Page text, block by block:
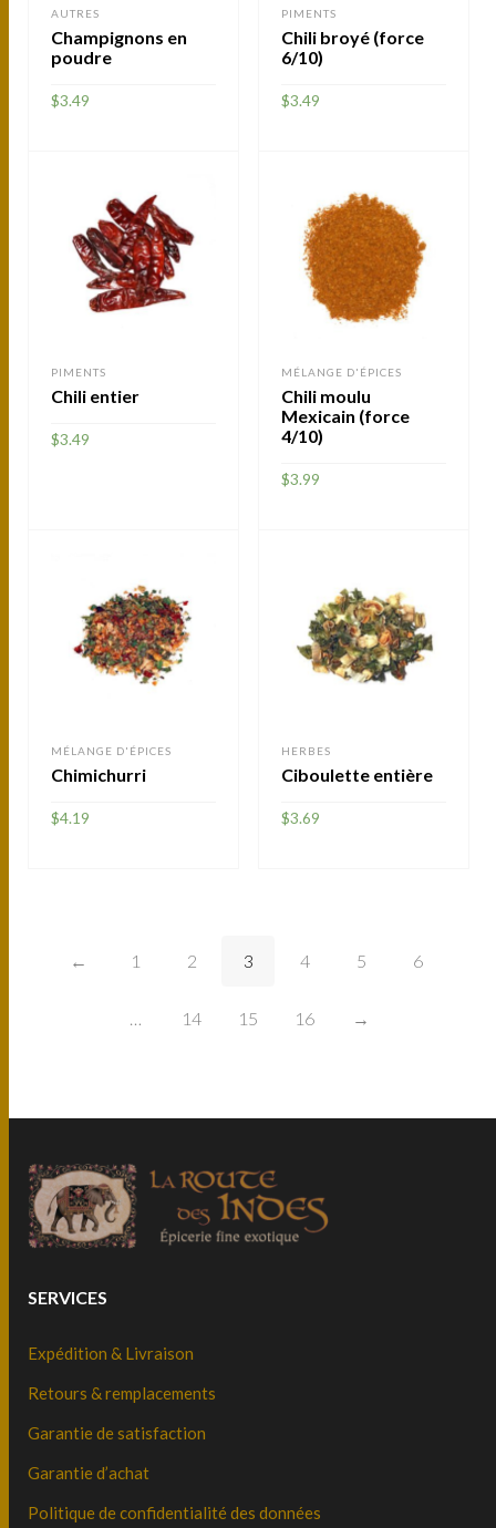
AUTRES
Champignons en
poudre
$3.49
PIMENTS
Chili broyé (force
6/10)
$3.49
PIMENTS
Chili entier
$3.49
MÉLANGE D'ÉPICES
Chili moulu
Mexicain (force
4/10)
$3.99
MÉLANGE D'ÉPICES
Chimichurri
$4.19
HERBES
Ciboulette entière
$3.69
← 1 2 3 4 5 6
… 14 15 16 →
SERVICES
Expédition & Livraison
Retours & remplacements
Garantie de satisfaction
Garantie d’achat
Politique de confidentialité des données